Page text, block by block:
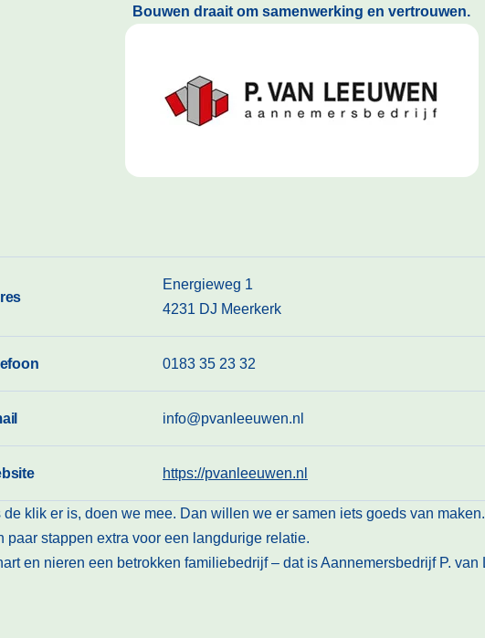
Bouwen draait om samenwerking en vertrouwen.
Energieweg 1
4231 DJ Meerkerk
0183 35 23 32
info@pvanleeuwen.nl
https://pvanleeuwen.nl
de klik er is, doen we mee. Dan willen we er samen iets goeds van
paar stappen extra voor een langdurige relatie.
en nieren een betrokken familiebedrijf – dat is Aannemersbedrijf P. van